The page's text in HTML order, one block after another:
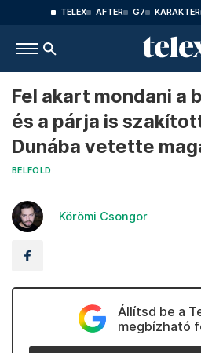
TELEX AFTER G7 KARAKTER
Fel akart mondani a
és a párja is
Dunába vetette
BELFÖLD
Körömi Csongor
Állítsd be a
megbízható